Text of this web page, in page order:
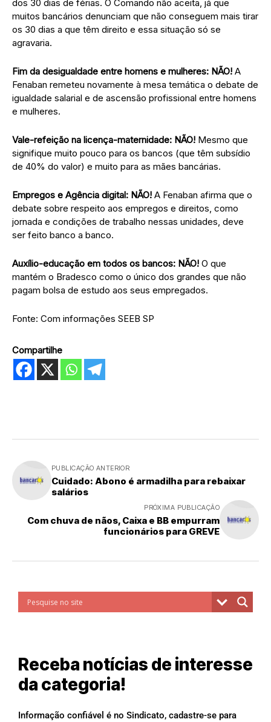
dos 30 dias de férias. O Comando não aceita, já que
muitos bancários denunciam que não conseguem mais tirar
os 30 dias a que têm direito e essa situação só se
agravaria.
Fim da desigualdade entre homens e mulheres: NÃO! A
Fenaban remeteu novamente à mesa temática o debate de
igualdade salarial e de ascensão profissional entre homens
e mulheres.
Vale-refeição na licença-maternidade: NÃO! Mesmo que
signifique muito pouco para os bancos (que têm subsídio
de 40% do valor) e muito para as mães bancárias.
Empregos e Agência digital: NÃO! A Fenaban afirma que o
debate sobre respeito aos empregos e direitos, como
jornada e condições de trabalho nessas unidades, deve
ser feito banco a banco.
Auxílio-educação em todos os bancos: NÃO! O que
mantém o Bradesco como o único dos grandes que não
pagam bolsa de estudo aos seus empregados.
Fonte: Com informações SEEB SP
Compartilhe
PUBLICAÇÃO ANTERIOR
Cuidado: Abono é armadilha para rebaixar
salários
PRÓXIMA PUBLICAÇÃO
Com chuva de nãos, Caixa e BB empurram
funcionários para GREVE
Receba notícias de interesse
da categoria!
Informação confiável é no Sindicato, cadastre-se para